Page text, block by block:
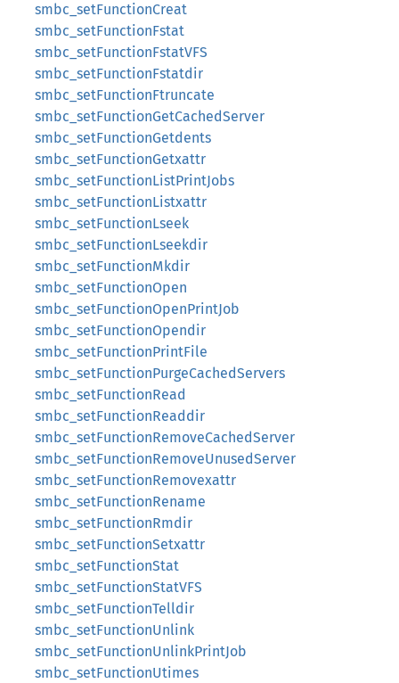
smbc_setFunctionCreat
smbc_setFunctionFstat
smbc_setFunctionFstatVFS
smbc_setFunctionFstatdir
smbc_setFunctionFtruncate
smbc_setFunctionGetCachedServer
smbc_setFunctionGetdents
smbc_setFunctionGetxattr
smbc_setFunctionListPrintJobs
smbc_setFunctionListxattr
smbc_setFunctionLseek
smbc_setFunctionLseekdir
smbc_setFunctionMkdir
smbc_setFunctionOpen
smbc_setFunctionOpenPrintJob
smbc_setFunctionOpendir
smbc_setFunctionPrintFile
smbc_setFunctionPurgeCachedServers
smbc_setFunctionRead
smbc_setFunctionReaddir
smbc_setFunctionRemoveCachedServer
smbc_setFunctionRemoveUnusedServer
smbc_setFunctionRemovexattr
smbc_setFunctionRename
smbc_setFunctionRmdir
smbc_setFunctionSetxattr
smbc_setFunctionStat
smbc_setFunctionStatVFS
smbc_setFunctionTelldir
smbc_setFunctionUnlink
smbc_setFunctionUnlinkPrintJob
smbc_setFunctionUtimes